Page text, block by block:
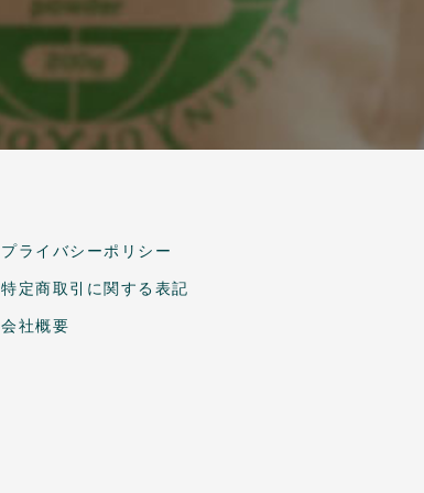
プライバシーポリシー
特定商取引に関する表記
会社概要